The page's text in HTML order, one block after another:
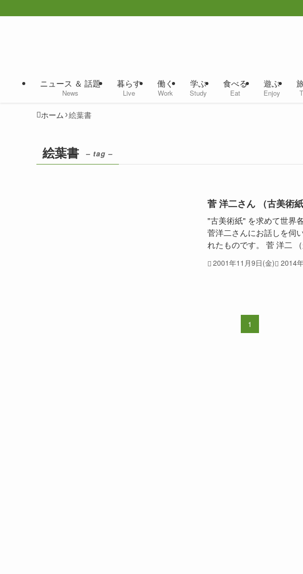
ニュース ＆ 話題
News
暮らす
Live
働く
Work
学ぶ
Study
食べる
Eat
遊ぶ
Enjoy
ホーム 絵葉書
絵葉書 – tag –
菅 洋二さん （古美術
"古美術紙" を求めて世界
菅洋二さんにお話しを伺
れたものです。 菅 洋二
2001年11月9日(金) 2014
1